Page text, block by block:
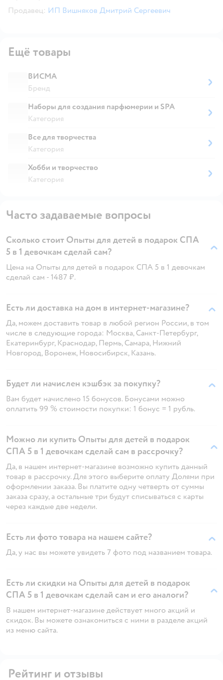
Продавец: ИП Вишняков Дмитрий Сергеевич
Ещё товары
ВИСМА
Бренд
Наборы для создания парфюмерии и SPA
Категория
Все для творчества
Категория
Хобби и творчество
Категория
Часто задаваемые вопросы
Сколько стоит Опыты для детей в подарок СПА
5 в 1 девочкам сделай сам?
Цена на Опыты для детей в подарок СПА 5 в 1 девочкам
сделай сам - 1487 ₽.
Есть ли доставка на дом в интернет-магазине?
Да, можем доставить товар в любой регион России, в том
числе в следующие города: Москва, Санкт-Петербург,
Екатеринбург, Краснодар, Пермь, Самара, Нижний
Новгород, Воронеж, Новосибирск, Казань.
Будет ли начислен кэшбэк за покупку?
Вам будет начислено 15 бонусов. Бонусами можно
оплатить 99 % стоимости покупки: 1 бонус = 1 рубль.
Можно ли купить Опыты для детей в подарок
СПА 5 в 1 девочкам сделай сам в рассрочку?
Да, в нашем интернет-магазине возможно купить данный
товар в рассрочку. Для этого выберите оплату Долями при
оформлении заказа. Вы платите одну четверть от суммы
заказа сразу, а остальные три будут списываться с карты
через каждые две недели.
Есть ли фото товара на нашем сайте?
Да, у нас вы можете увидеть 7 фото под названием товара.
Есть ли скидки на Опыты для детей в подарок
СПА 5 в 1 девочкам сделай сам и его аналоги?
В нашем интернет-магазине действует много акций и
скидок. Вы можете ознакомиться с ними в разделе акций
из меню сайта.
Рейтинг и отзывы